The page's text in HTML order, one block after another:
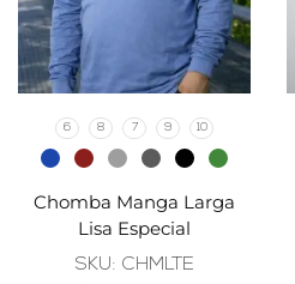
6 8 7 9 10
Chomba Manga Larga
Lisa Especial
SKU: CHMLTE